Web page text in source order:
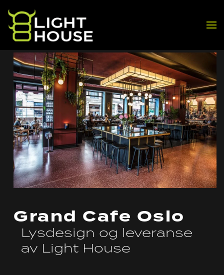
Skip to main content
Grand Cafe Oslo
Lysdesign og leveranse
av Light House